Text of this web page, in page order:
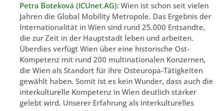
Petra Boteková (ICUnet.AG): Wien ist schon seit vielen
Jahren die Global Mobility Metropole. Das Ergebnis der
Internationalität in Wien sind rund 25.000 Entsandte,
die zur Zeit in der Hauptstadt leben und arbeiten.
Überdies verfügt Wien über eine historische Ost-
Kompetenz mit rund 200 multinationalen Konzernen,
die Wien als Standort für ihre Osteuropa-Tätigkeiten
gewählt haben. Somit ist es kein Wunder, dass auch die
interkulturelle Kompetenz in Wien deutlich stärker
gelebt wird. Unserer Erfahrung als interkulturelles